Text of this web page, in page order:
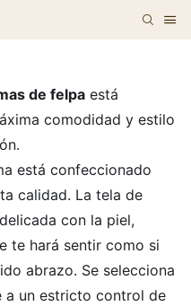
de felpa está
comodidad y estilo
está confeccionado
calidad. La tela de
con la piel,
te hará sentir como si
abrazo. Se selecciona
a un estricto control de